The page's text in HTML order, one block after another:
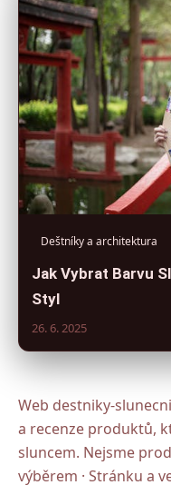
Deštníky a architektura
Jak Vybrat Barvu
Styl
26. 6. 2025
Web destniky-
a recenze produktů,
sluncem. Nejsme
výběrem · Stránku a